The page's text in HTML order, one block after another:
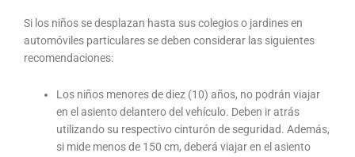
Si los niños se desplazan hasta sus colegios o jardines en
automóviles particulares se deben considerar las siguientes
recomendaciones:
Los niños menores de diez (10) años, no podrán viajar
en el asiento delantero del vehículo. Deben ir atrás
utilizando su respectivo cinturón de seguridad. Además,
si mide menos de 150 cm, deberá viajar en el asiento